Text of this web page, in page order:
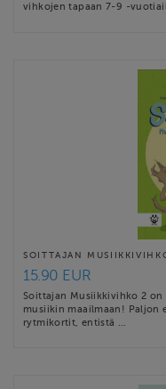
vihkojen tapaan 7-9 -
SOITTAJAN
15.90 EUR
Soittajan Musiikkivihko 2
musiikin maailmaan! Paljon
rytmikortit, entistä …